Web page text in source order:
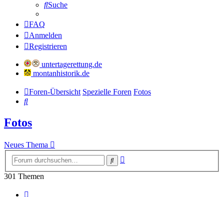
Suche
FAQ
Anmelden
Registrieren
untertagerettung.de
montanhistorik.de
Foren-Übersicht Spezielle Foren Fotos
Suche
Fotos
Neues Thema
Suche
301 Themen